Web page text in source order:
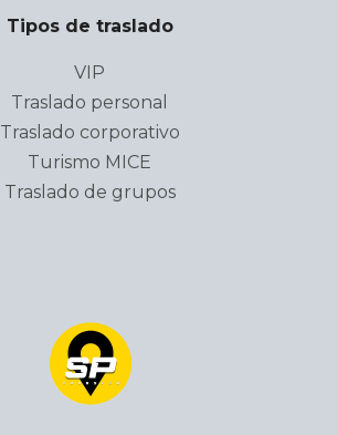
Tipos de traslado
VIP
Traslado personal
Traslado corporativo
Turismo MICE
Traslado de grupos